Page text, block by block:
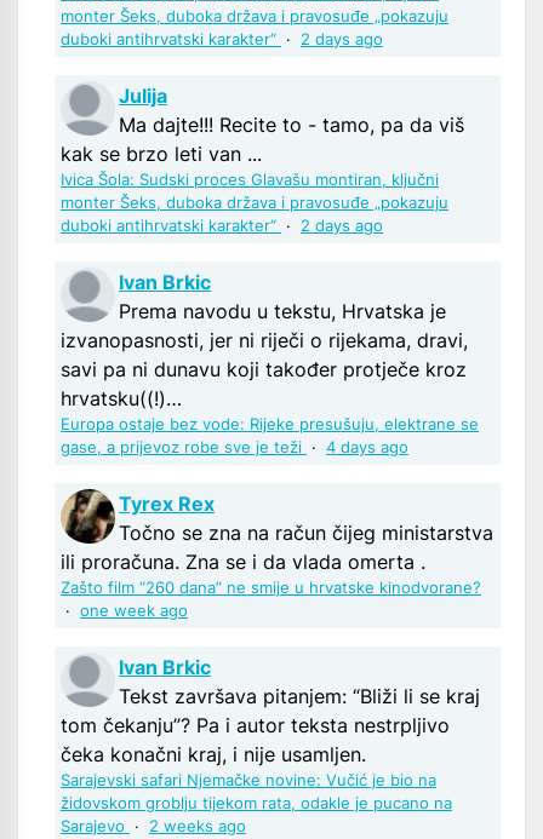
monter Šeks, duboka država i pravosuđe „pokazuju
duboki antihrvatski karakter“ · 2 days ago
Julija
Ma dajte!!! Recite to - tamo, pa da viš
kak se brzo leti van ...
Ivica Šola: Sudski proces Glavašu montiran, ključni
monter Šeks, duboka država i pravosuđe „pokazuju
duboki antihrvatski karakter“ · 2 days ago
Ivan Brkic
Prema navodu u tekstu, Hrvatska je
izvanopasnosti, jer ni riječi o rijekama, dravi,
savi pa ni dunavu koji također protječe kroz
hrvatsku((!)…
Europa ostaje bez vode: Rijeke presušuju, elektrane se
gase, a prijevoz robe sve je teži · 4 days ago
Tyrex Rex
Točno se zna na račun čijeg ministarstva
ili proračuna. Zna se i da vlada omerta .
Zašto film “260 dana” ne smije u hrvatske kinodvorane?
· one week ago
Ivan Brkic
Tekst završava pitanjem: “Bliži li se kraj
tom čekanju”? Pa i autor teksta nestrpljivo
čeka konačni kraj, i nije usamljen.
Sarajevski safari Njemačke novine: Vučić je bio na
židovskom groblju tijekom rata, odakle je pucano na
Sarajevo
· 2 weeks ago